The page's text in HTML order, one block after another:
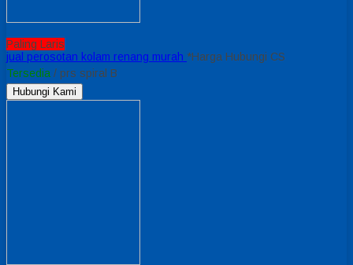
Paling Laris
jual perosotan kolam renang murah *Harga Hubungi CS
Tersedia / prs spiral B
Hubungi Kami